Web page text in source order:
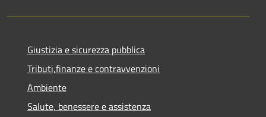
Giustizia e sicurezza pubblica
Tributi,finanze e contravvenzioni
Ambiente
Salute, benessere e assistenza